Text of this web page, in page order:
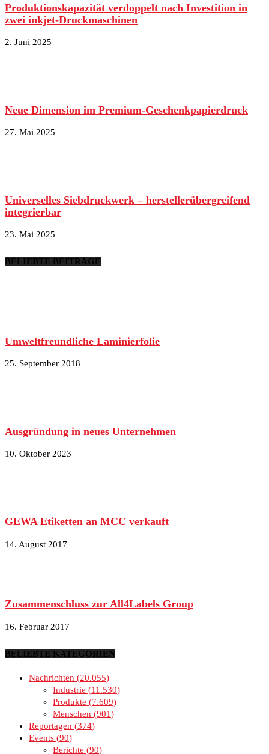
Produktionskapazität verdoppelt nach Investition in
zwei inkjet-Druckmaschinen
2. Juni 2025
Neue Dimension im Premium-Geschenkpapierdruck
27. Mai 2025
Universelles Siebdruckwerk – herstellerübergreifend
integrierbar
23. Mai 2025
BELIEBTE BEITRÄGE
Umweltfreundliche Laminierfolie
25. September 2018
Ausgründung in neues Unternehmen
10. Oktober 2023
GEWA Etiketten an MCC verkauft
14. August 2017
Zusammenschluss zur All4Labels Group
16. Februar 2017
BELIEBTE KATEGORIEN
Nachrichten
20.055
Industrie
11.530
Produkte
7.609
Menschen
901
Reportagen
374
Events 90
Berichte
90